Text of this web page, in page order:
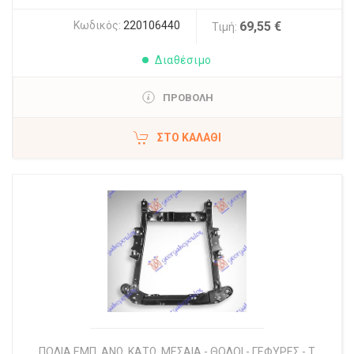
Κωδικός: 220106440 Τιμή: 69,55 €
Διαθέσιμο
ΠΡΟΒΟΛΗ
ΣΤΟ ΚΑΛΆΘΙ
ΠΟΔΙΑ ΕΜΠ. ΑΝΩ, ΚΑΤΩ, ΜΕΣΑΙΑ - ΘΟΛΟΙ - ΓΕΦΥΡΕΣ - Τ